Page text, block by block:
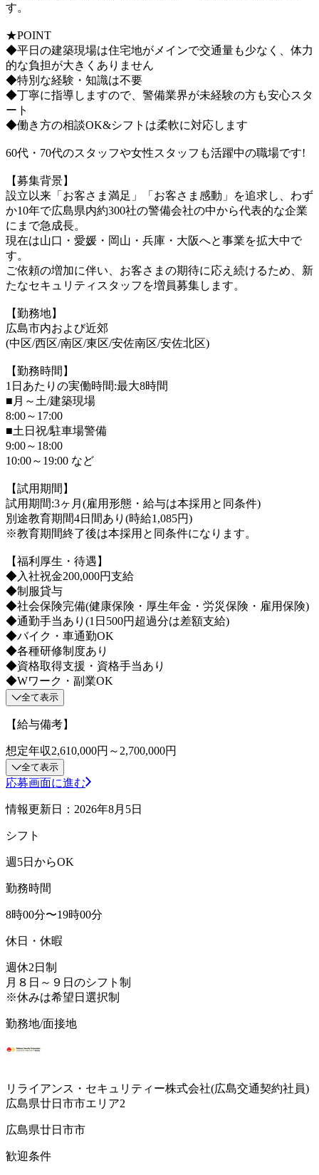
す。
★POINT
◆平日の建築現場は住宅地がメインで交通量も少なく、体力
的な負担が大きくありません
◆特別な経験・知識は不要
◆丁寧に指導しますので、警備業界が未経験の方も安心スタ
ート
◆働き方の相談OK&シフトは柔軟に対応します
60代・70代のスタッフや女性スタッフも活躍中の職場です!
【募集背景】
設立以来「お客さま満足」「お客さま感動」を追求し、わず
か10年で広島県内約300社の警備会社の中から代表的な企業
にまで急成長。
現在は山口・愛媛・岡山・兵庫・大阪へと事業を拡大中で
す。
ご依頼の増加に伴い、お客さまの期待に応え続けるため、新
たなセキュリティスタッフを増員募集します。
【勤務地】
広島市内および近郊
(中区/西区/南区/東区/安佐南区/安佐北区)
【勤務時間】
1日あたりの実働時間:最大8時間
■月～土/建築現場
8:00～17:00
■土日祝/駐車場警備
9:00～18:00
10:00～19:00 など
【試用期間】
試用期間:3ヶ月(雇用形態・給与は本採用と同条件)
別途教育期間4日間あり(時給1,085円)
※教育期間終了後は本採用と同条件になります。
【福利厚生・待遇】
◆入社祝金200,000円支給
◆制服貸与
◆社会保険完備(健康保険・厚生年金・労災保険・雇用保険)
◆通勤手当あり(1日500円超過分は差額支給)
◆バイク・車通勤OK
◆各種研修制度あり
◆資格取得支援・資格手当あり
◆Wワーク・副業OK
全て表示
【給与備考】
想定年収2,610,000円～2,700,000円
全て表示
応募画面に進む
情報更新日：2026年8月5日
シフト
週5日からOK
勤務時間
8時00分〜19時00分
休日・休暇
週休2日制
月８日～９日のシフト制
※休みは希望日選択制
勤務地/面接地
リライアンス・セキュリティー株式会社(広島交通契約社員)
広島県廿日市市エリア2
広島県廿日市市
歓迎条件